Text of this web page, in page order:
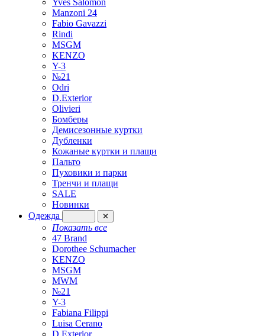
Yves Salomon
Manzoni 24
Fabio Gavazzi
Rindi
MSGM
KENZO
Y-3
№21
Odri
D.Exterior
Olivieri
Бомберы
Демисезонные куртки
Дубленки
Кожаные куртки и плащи
Пальто
Пуховики и парки
Тренчи и плащи
SALE
Новинки
Одежда
✕
Показать все
47 Brand
Dorothee Schumacher
KENZO
MSGM
MWM
№21
Y-3
Fabiana Filippi
Luisa Cerano